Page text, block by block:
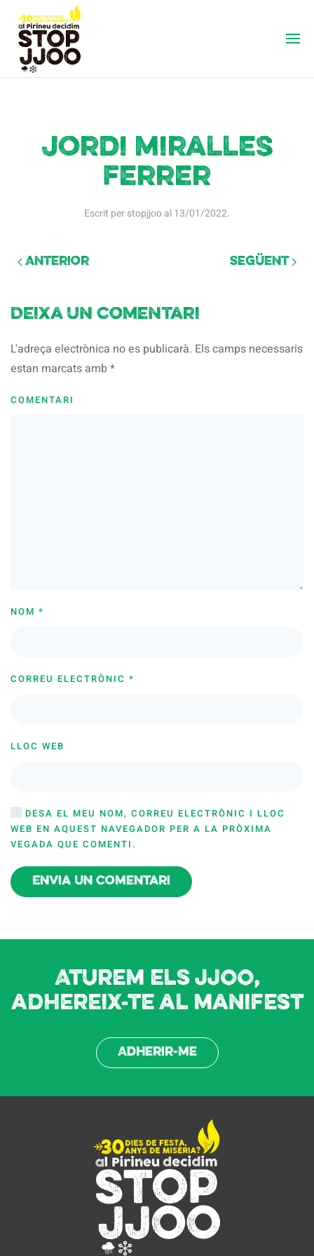
jordi miralles
ferrer
Escrit perstopjjooal13/01/2022.
Anterior Següent
Deixa un comentari
L'adreça electrònica no es publicarà. Els camps necessaris
estan marcats amb*
COMENTARI
NOM *
CORREU ELECTRÒNIC *
LLOC WEB
DESA EL MEU NOM, CORREU ELECTRÒNIC I LLOC
WEB EN AQUEST NAVEGADOR PER A LA PRÒXIMA
VEGADA QUE COMENTI.
Envia un comentari
Aturem els JJOO,
adhereix-te al manifest
Adherir-me